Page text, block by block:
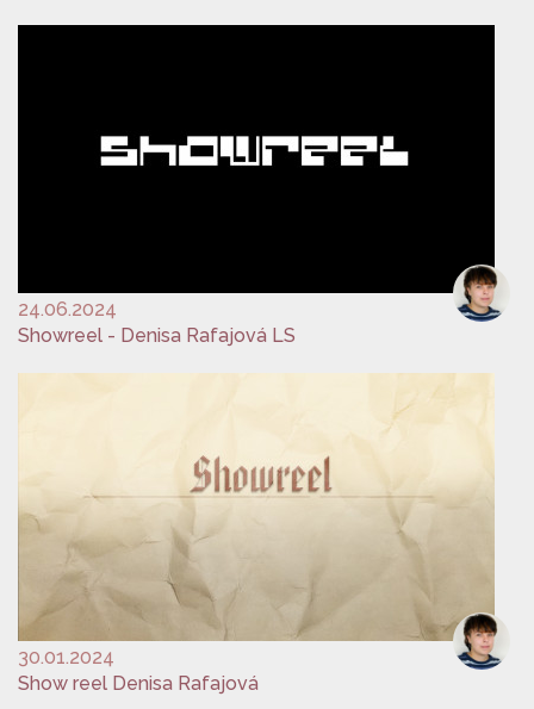
24.06.2024
Showreel - Denisa Rafajová LS
30.01.2024
Show reel Denisa Rafajová